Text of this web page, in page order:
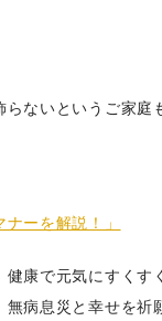
ないというご家庭
ーを解説！」
康で元気にすくす
病息災と幸せを祈